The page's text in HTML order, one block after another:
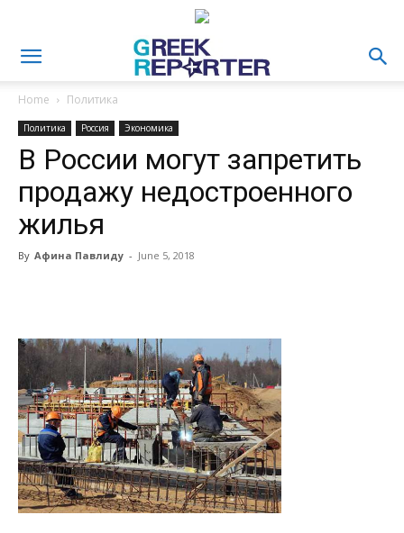
Home Политика
Политика Россия Экономика
В России могут запретить
продажу недостроенного
жилья
By Афина Павлиду - June 5, 2018